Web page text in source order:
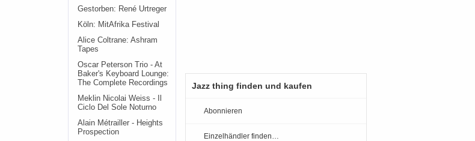
Gestorben: René Urtreger
Köln: MitAfrika Festival
Alice Coltrane: Ashram
Tapes
Oscar Peterson Trio - At
Baker's Keyboard Lounge:
The Complete Recordings
Meklin Nicolai Weiss - Il
Ciclo Del Sole Noturno
Alain Métrailler - Heights
Prospection
Jazz thing finden und kaufen
Abonnieren
Einzelhändler finden…